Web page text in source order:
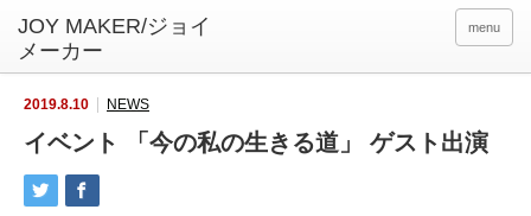
menu
2019.8.10 NEWS
イベント 「今の私の生きる道」 ゲスト出演